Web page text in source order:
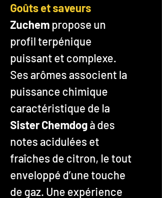
Goûts et saveurs
Zuchempropose un
profil terpénique
puissant et complexe.
Ses arômes associent la
puissance chimique
caractéristique de la
Sister Chemdogà des
notes acidulées et
fraîches de citron, le tout
enveloppé d’une touche
de gaz. Une expérience